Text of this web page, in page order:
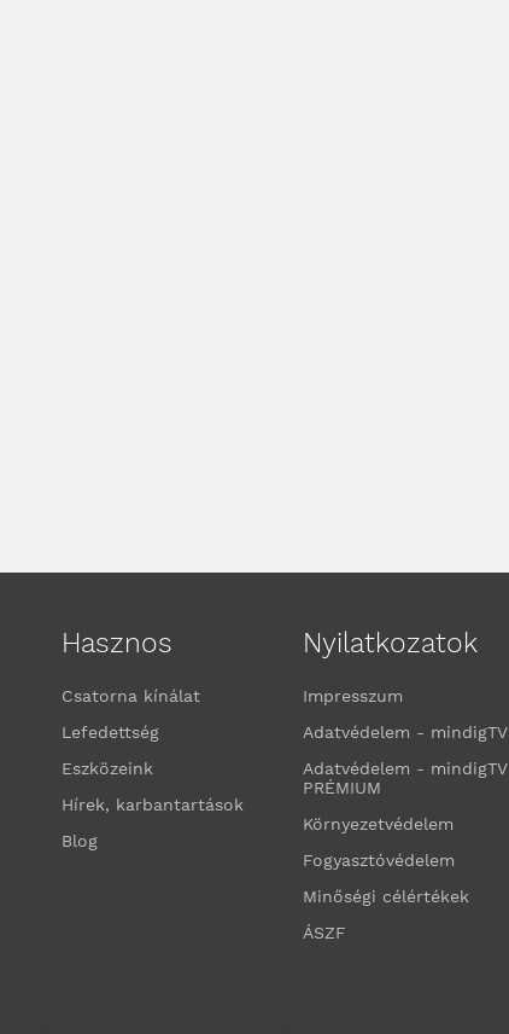
Hasznos
Csatorna kínálat
Lefedettség
Eszközeink
Hírek, karbantartások
Blog
Nyilatkozatok
Impresszum
Adatvédelem - mindigTV
Adatvédelem - mindigTV
PRÉMIUM
Környezetvédelem
Fogyasztóvédelem
Minőségi célértékek
ÁSZF